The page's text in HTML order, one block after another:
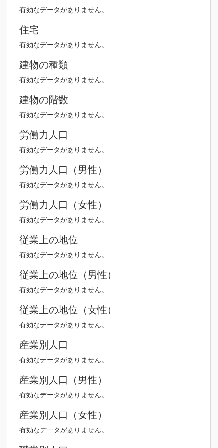
有効なデータがありません。
住宅
有効なデータがありません。
建物の種類
有効なデータがありません。
建物の階数
有効なデータがありません。
労働力人口
有効なデータがありません。
労働力人口（男性）
有効なデータがありません。
労働力人口（女性）
有効なデータがありません。
従業上の地位
有効なデータがありません。
従業上の地位（男性）
有効なデータがありません。
従業上の地位（女性）
有効なデータがありません。
産業別人口
有効なデータがありません。
産業別人口（男性）
有効なデータがありません。
産業別人口（女性）
有効なデータがありません。